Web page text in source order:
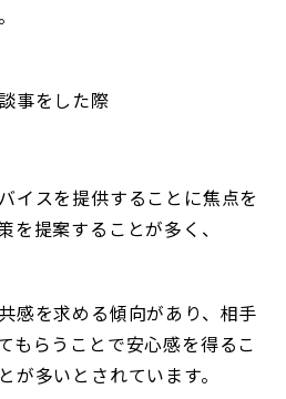
事をした際
イスを提供することに焦点を
を提案することが多く、
感を求める傾向があり、相手
もらうことで安心感を得るこ
が多いとされています。